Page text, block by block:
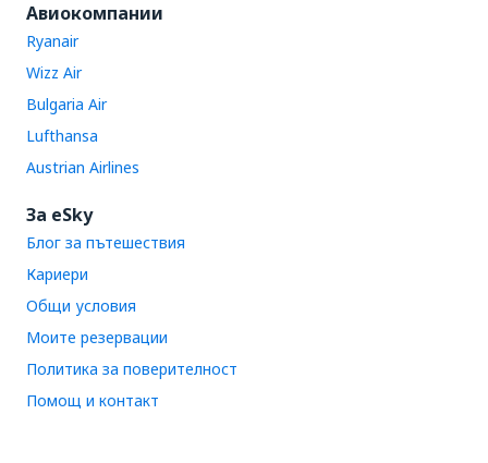
Авиокомпании
Ryanair
Wizz Air
Bulgaria Air
Lufthansa
Austrian Airlines
За eSky
Блог за пътешествия
Кариери
Общи условия
Моите резервации
Политика за поверителност
Помощ и контакт